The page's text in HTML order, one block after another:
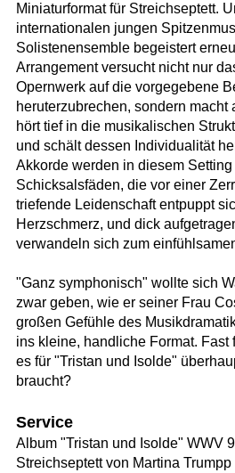
Miniaturformat für Streichseptett.
internationalen jungen
Solistenensemble begeistert
Arrangement versucht nicht nur
Opernwerk auf die vorgegebene
heruterzubrechen, sondern macht
hört tief in die musikalischen
und schält dessen Individualität
Akkorde werden in diesem
Schicksalsfäden, die vor einer
triefende Leidenschaft entpuppt
Herzschmerz, und dick
verwandeln sich zum
"Ganz symphonisch" wollte sich
zwar geben, wie er seiner Frau
großen Gefühle des
ins kleine, handliche Format. Fast
es für "Tristan und Isolde"
braucht?
Service
Album "Tristan und Isolde" WWV
Streichseptett von Martina Trumpp